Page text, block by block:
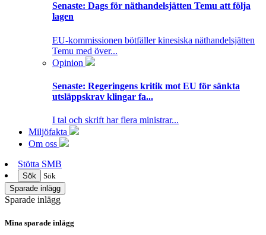
Senaste: Dags för näthandelsjätten Temu att följa
lagen
EU-kommissionen bötfäller kinesiska näthandelsjätten
Temu med över...
Opinion
Senaste: Regeringens kritik mot EU för sänkta
utsläppskrav klingar fa...
I tal och skrift har flera ministrar...
Miljöfakta
Om oss
Stötta SMB
Sök
Sök
Sparade inlägg
Sparade inlägg
Mina sparade inlägg